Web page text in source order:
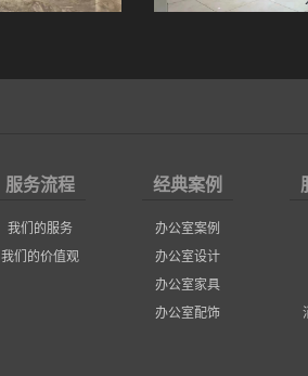
服务流程
我们的服务
我们的价值观
经典案例
办公室案例
办公室设计
办公室家具
办公室配饰